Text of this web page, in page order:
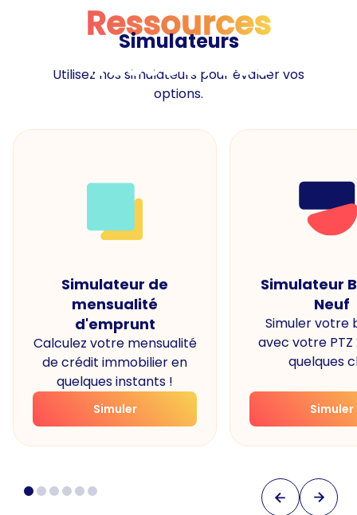
Ressources
Ressources
Simulateurs
Utilisez nos simulateurs pour évaluer vos
options.
Simulateur de
mensualité
d'emprunt
Calculez votre mensualité
de crédit immobilier en
quelques instants !
Simuler
Simulateur
Neuf
Simuler votre
avec votre PTZ
quelques
Simuler